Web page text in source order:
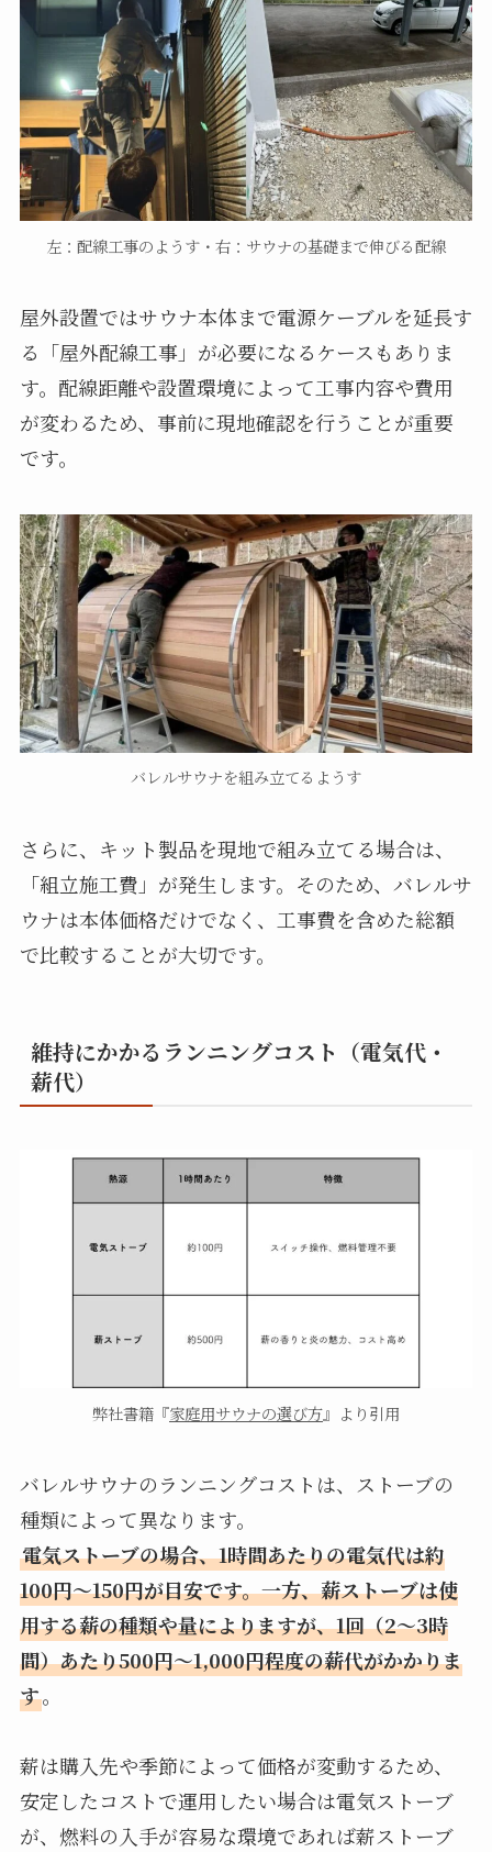
左：配線工事のようす・右：サウナの基礎まで伸びる配線
屋外設置ではサウナ本体まで電源ケーブルを延長す
る「屋外配線工事」が必要になるケースもありま
す。配線距離や設置環境によって工事内容や費用
が変わるため、事前に現地確認を行うことが重要
です。
バレルサウナを組み立てるようす
さらに、キット製品を現地で組み立てる場合は、
「組立施工費」が発生します。そのため、バレルサ
ウナは本体価格だけでなく、工事費を含めた総額
で比較することが大切です。
維持にかかるランニングコスト（電気代・
薪代）
弊社書籍『家庭用サウナの選び方』より引用
バレルサウナのランニングコストは、ストーブの
種類によって異なります。
電気ストーブの場合、1時間あたりの電気代は約
100円〜150円が目安です。一方、薪ストーブは使
用する薪の種類や量によりますが、1回（2〜3時
間）あたり500円〜1,000円程度の薪代がかかりま
す。
薪は購入先や季節によって価格が変動するため、
安定したコストで運用したい場合は電気ストーブ
が、燃料の入手が容易な環境であれば薪ストーブ